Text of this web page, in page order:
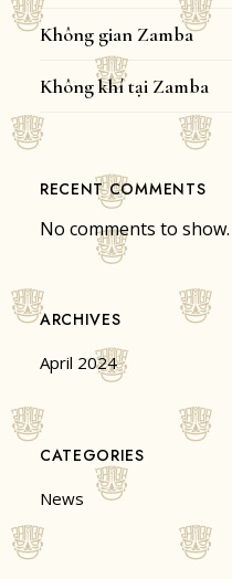
Không gian Zamba
Không khí tại Zamba
RECENT COMMENTS
No comments to show.
ARCHIVES
April 2024
CATEGORIES
News